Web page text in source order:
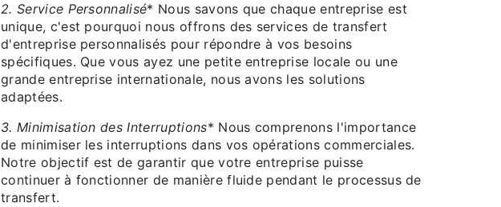
2. Service Personnalisé* Nous savons que chaque entreprise est
unique, c'est pourquoi nous offrons des services de transfert
d'entreprise personnalisés pour répondre à vos besoins
spécifiques. Que vous ayez une petite entreprise locale ou une
grande entreprise internationale, nous avons les solutions
adaptées.
3. Minimisation des Interruptions* Nous comprenons l'importance
de minimiser les interruptions dans vos opérations commerciales.
Notre objectif est de garantir que votre entreprise puisse
continuer à fonctionner de manière fluide pendant le processus de
transfert.